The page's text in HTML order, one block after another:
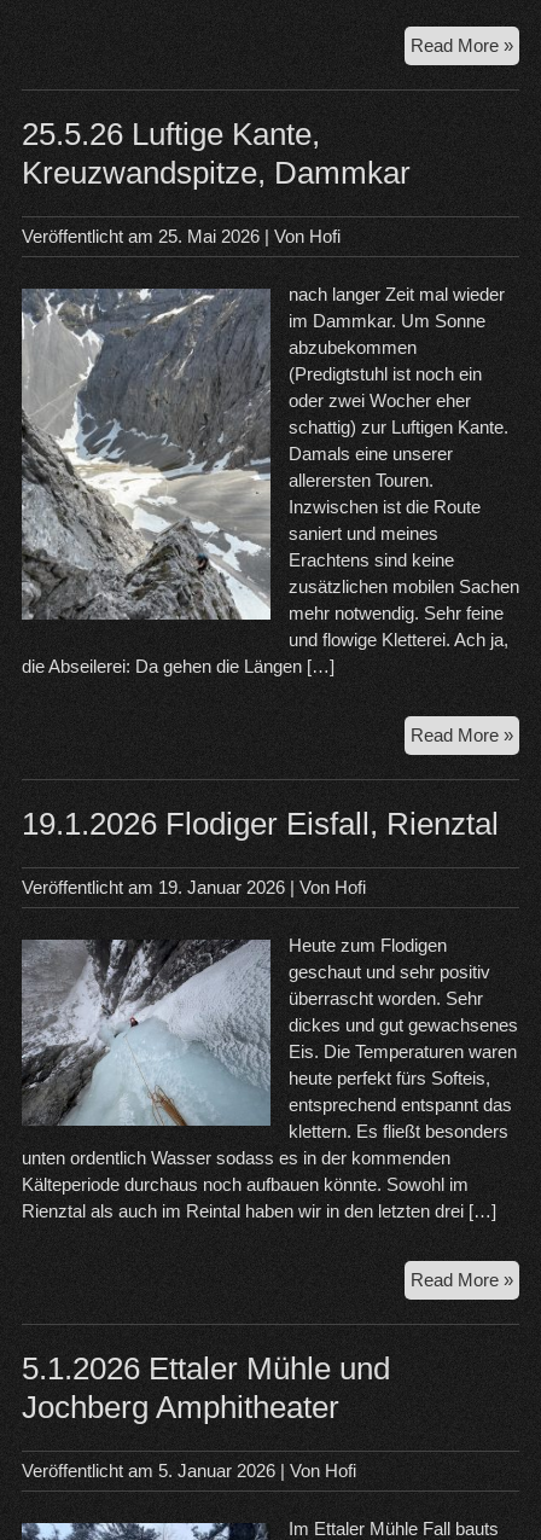
Read More »
to
25.5.26 Luftige Kante,
Kreuzwandspitze, Dammkar
Veröffentlicht am 25. Mai 2026| Von Hofi
nach langer Zeit mal wieder
im Dammkar. Um Sonne
abzubekommen
(Predigtstuhl ist noch ein
oder zwei Wocher eher
schattig) zur Luftigen Kante.
Damals eine unserer
allerersten Touren.
Inzwischen ist die Route
saniert und meines
Erachtens sind keine
zusätzlichen mobilen Sachen
mehr notwendig. Sehr feine
und flowige Kletterei. Ach ja,
die Abseilerei: Da gehen die Längen […]
Read More »
19.1.2026 Flodiger Eisfall, Rienztal
Veröffentlicht am 19. Januar 2026| Von Hofi
Heute zum Flodigen
geschaut und sehr positiv
überrascht worden. Sehr
dickes und gut gewachsenes
Eis. Die Temperaturen waren
heute perfekt fürs Softeis,
entsprechend entspannt das
klettern. Es fließt besonders
unten ordentlich Wasser sodass es in der kommenden
Kälteperiode durchaus noch aufbauen könnte. Sowohl im
Rienztal als auch im Reintal haben wir in den letzten drei […]
Read More »
5.1.2026 Ettaler Mühle und
Jochberg Amphitheater
Veröffentlicht am 5. Januar 2026| Von Hofi
Im Ettaler Mühle Fall bauts